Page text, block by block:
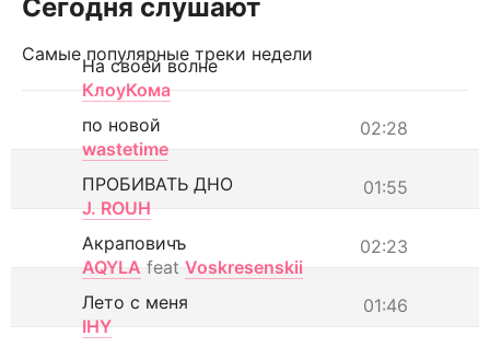
Сегодня слушают
Самые популярные треки недели
На своей волне
КлоуКома
02:28
по новой
wastetime
01:55
ПРОБИВАТЬ ДНО
J. ROUH
02:23
Акраповичъ
AQYLA feat Voskresenskii
01:46
Лето с меня
IHY